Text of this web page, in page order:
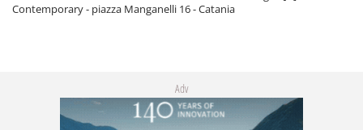
Contemporary - piazza Manganelli 16 - Catania
Adv